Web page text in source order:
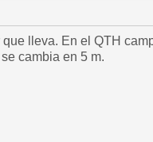
lleva. En el QTH
cambia en 5 m.